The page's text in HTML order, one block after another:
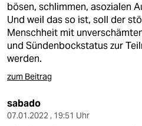
bösen, schlimmen, asozialen
Und weil das so ist, soll der
Menschheit mit
und Sündenbockstatus zur
werden.
zum Beitrag
sabado
07.01.2022 , 19:51 Uhr